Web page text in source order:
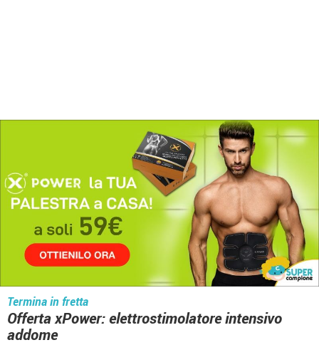
Termina in fretta
Offerta xPower: elettrostimolatore intensivo
addome